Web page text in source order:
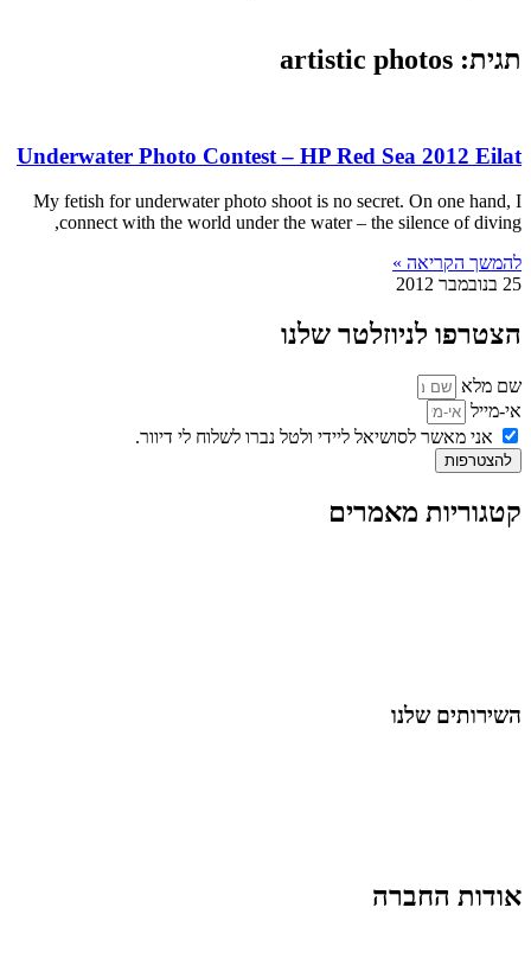
תגית: artistic photos
Underwater Photo Contest – HP Red Sea 2012 Eilat
My fetish for underwater photo shoot is no secret. On one hand, I
connect with the world under the water – the silence of diving,
להמשך הקריאה »
25 בנובמבר 2012
הצטרפו לניוזלטר שלנו
שם מלא
אי-מייל
אני מאשר לסושיאל ליידי ולטל נברו לשלוח לי דיוור.
להצטרפות
קטגוריות מאמרים
השירותים שלנו
אודות החברה